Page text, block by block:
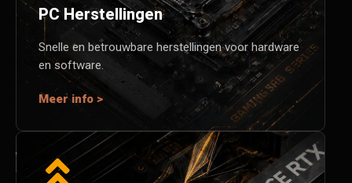
PC Herstellingen
Snelle en betrouwbare herstellingen voor hardware
en software.
Meer info >